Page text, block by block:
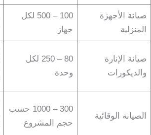
صيانة الأجهزة
المنزلية
100 – 500 لكل
جهاز
صيانة الإنارة
والديكورات
80 – 250 لكل
وحدة
الصيانة الوقائية
300 – 1000 حسب
حجم المشروع